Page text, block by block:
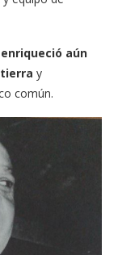
aún
y
común.